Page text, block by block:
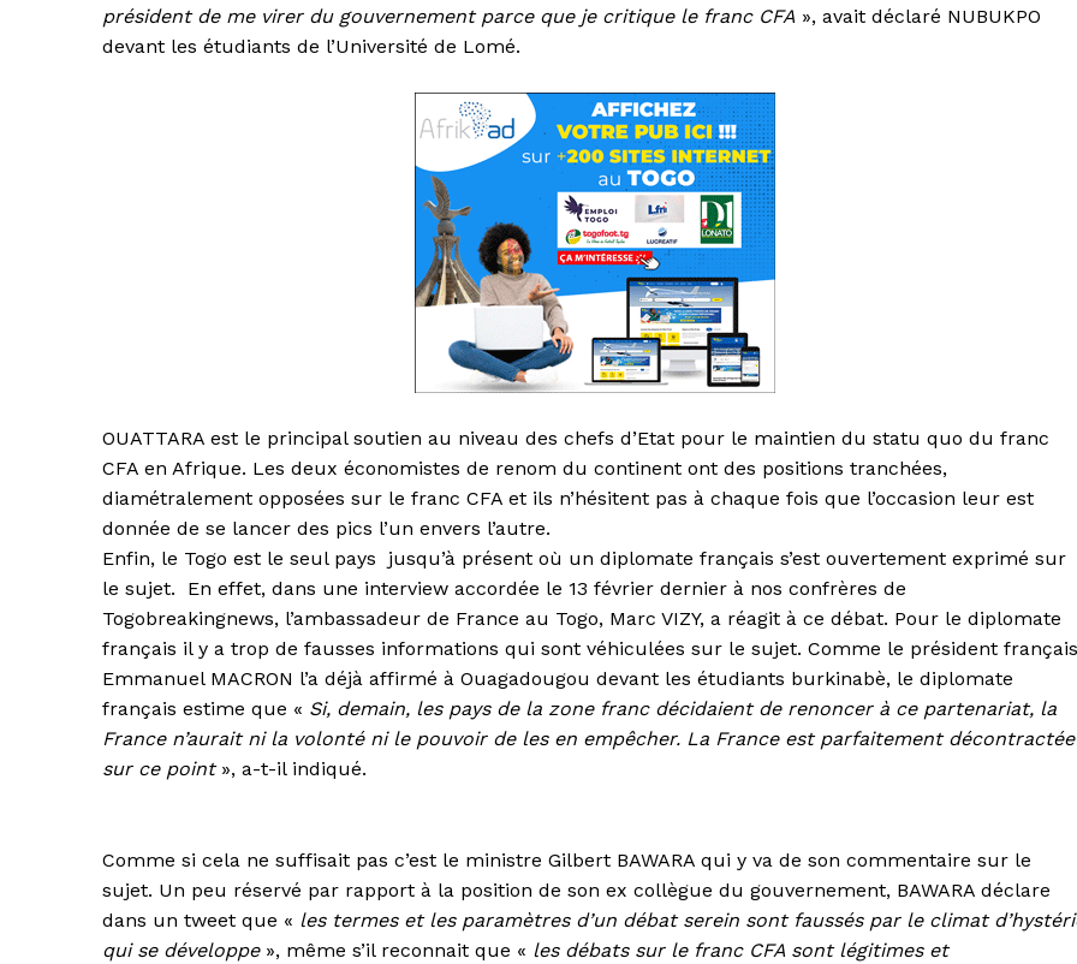
président de me virer du gouvernement parce que je critique le franc CFA », avait déclaré NUBUKPO
devant les étudiants de l’Université de Lomé.
OUATTARA est le principal soutien au niveau des chefs d’Etat pour le maintien du statu quo du franc
CFA en Afrique. Les deux économistes de renom du continent ont des positions tranchées,
diamétralement opposées sur le franc CFA et ils n’hésitent pas à chaque fois que l’occasion leur est
donnée de se lancer des pics l’un envers l’autre.
Enfin, le Togo est le seul pays jusqu’à présent où un diplomate français s’est ouvertement exprimé sur
le sujet. En effet, dans une interview accordée le 13 février dernier à nos confrères de
Togobreakingnews, l’ambassadeur de France au Togo, Marc VIZY, a réagit à ce débat. Pour le diplomate
français il y a trop de fausses informations qui sont véhiculées sur le sujet. Comme le président français
Emmanuel MACRON l’a déjà affirmé à Ouagadougou devant les étudiants burkinabè, le diplomate
français estime que « Si, demain, les pays de la zone franc décidaient de renoncer à ce partenariat, la
France n’aurait ni la volonté ni le pouvoir de les en empêcher. La France est parfaitement décontractée
sur ce point», a-t-il indiqué.
Comme si cela ne suffisait pas c’est le ministre Gilbert BAWARA qui y va de son commentaire sur le
sujet. Un peu réservé par rapport à la position de son ex collègue du gouvernement, BAWARA déclare
dans un tweet que « les termes et les paramètres d’un débat serein sont faussés par le climat
qui se développe», même s’il reconnait que « les débats sur le franc CFA sont légitimes et